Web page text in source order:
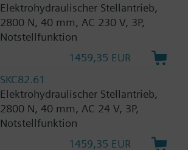
Elektrohydraulischer Stellantrieb,
2800 N, 40 mm, AC 230 V, 3P,
Notstellfunktion
1459,35 EUR
SKC82.61
Elektrohydraulischer Stellantrieb,
2800 N, 40 mm, AC 24 V, 3P,
Notstellfunktion
1459,35 EUR